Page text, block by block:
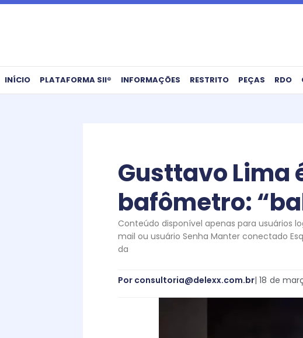
Ir
INÍCIO PLATAFORMA SII® INFORMAÇÕES RESTRITO PEÇAS RDO
Gusttavo Lima
bafômetro:
Conteúdo disponível apenas para usuários
mail ou usuário Senha Manter conectado
da
Por consultoria@delexx.com.br| 18 de